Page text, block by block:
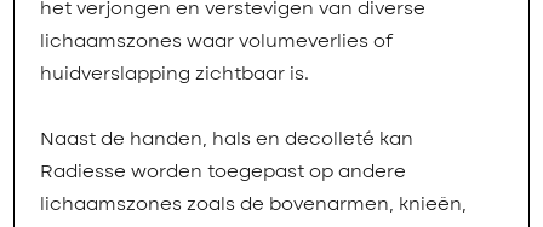
het verjongen en verstevigen van diverse
lichaamszones waar volumeverlies of
huidverslapping zichtbaar is.
Naast de handen, hals en decolleté kan
Radiesse worden toegepast op andere
lichaamszones zoals de bovenarmen, knieën,